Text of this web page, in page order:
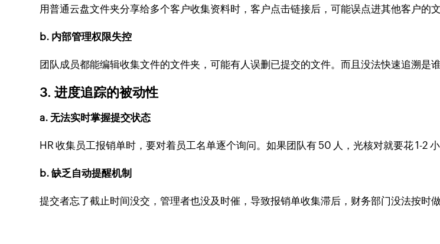
用普通云盘文件夹分享给多个客户收集资料时，客户点击链接后，可能误点进其他客户的
b. 内部管理权限失控
团队成员都能编辑收集文件的文件夹，可能有人误删已提交的文件。而且没法快速追溯是
3. 进度追踪的被动性
a. 无法实时掌握提交状态
HR 收集员工报销单时，要对着员工名单逐个询问。如果团队有 50 人，光核对就要花 1-2
b. 缺乏自动提醒机制
提交者忘了截止时间没交，管理者也没及时催，导致报销单收集滞后，财务部门没法按时